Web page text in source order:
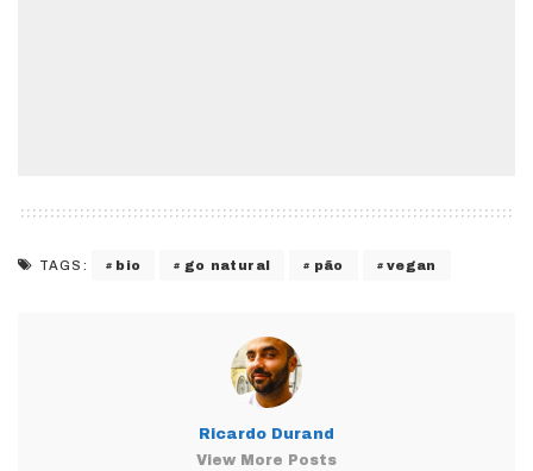
TAGS: bio go natural pão vegan
Ricardo Durand
View More Posts